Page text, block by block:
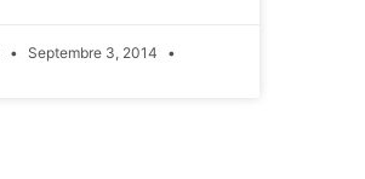
Septembre 3, 2014